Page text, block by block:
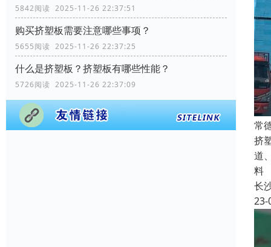
5842阅读 2025-11-26 22:37:51
购买挤塑板需要注意哪些事项？
5655阅读 2025-11-26 22:37:25
什么是挤塑板？挤塑板有哪些性能？
5726阅读 2025-11-26 22:37:09
常
挤
道
料
长
23-